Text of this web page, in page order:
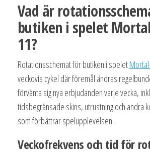
Vad är
butiken i spelet
11?
Rotationsschemat för butiken i spelet
veckovis cykel där föremål ändras
förvänta sig nya erbjudanden varje vecka,
tidsbegränsade skins, utrustning och andra
som förbättrar spelupplevelsen.
Veckofrekvens och tid för